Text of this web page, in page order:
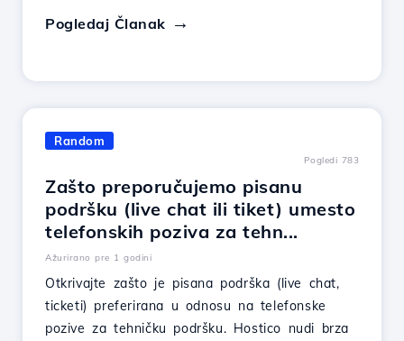
Pogledaj Članak
Random
Pogledi 783
Zašto preporučujemo pisanu
podršku (live chat ili tiket) umesto
telefonskih poziva za tehn...
Ažurirano pre 1 godini
Otkrivajte zašto je pisana podrška (live chat,
ticketi) preferirana u odnosu na telefonske
pozive za tehničku podršku. Hostico nudi brza